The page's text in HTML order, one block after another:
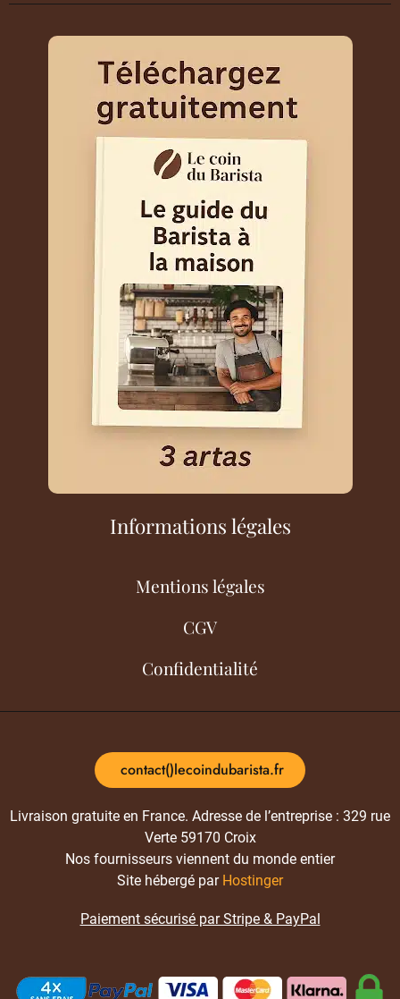
Informations légales
Mentions légales
CGV
Confidentialité
contact()lecoindubarista.fr
Livraison gratuite en France. Adresse de l’entreprise : 329 rue
Verte 59170 Croix
Nos fournisseurs viennent du monde entier
Site hébergé par Hostinger
Paiement sécurisé par Stripe & PayPal